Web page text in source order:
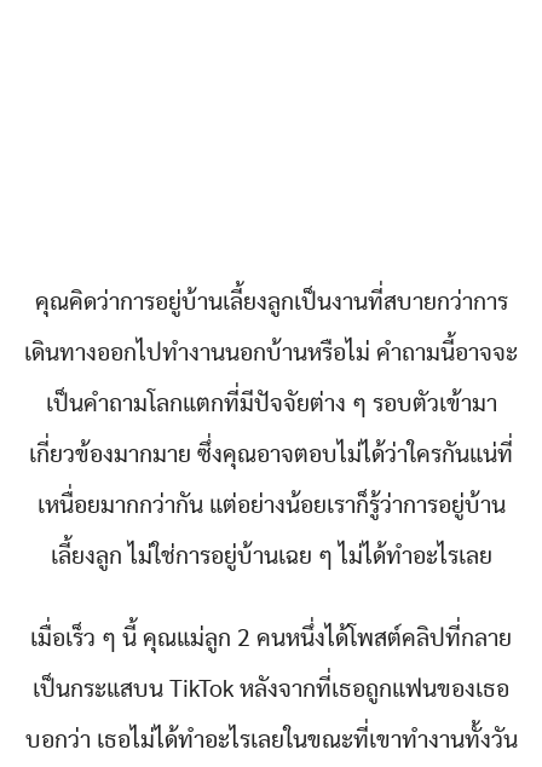
คุณคิดว่าการอยู่บ้านเลี้ยงลูกเป็นงานที่สบายกว่าการ
เดินทางออกไปทำงานนอกบ้านหรือไม่ คำถามนี้อาจจะ
เป็นคำถามโลกแตกที่มีปัจจัยต่าง ๆ รอบตัวเข้ามา
เกี่ยวข้องมากมาย ซึ่งคุณอาจตอบไม่ได้ว่าใครกันแน่ที่
เหนื่อยมากกว่ากัน แต่อย่างน้อยเราก็รู้ว่าการอยู่บ้าน
เลี้ยงลูก ไม่ใช่การอยู่บ้านเฉย ๆ ไม่ได้ทำอะไรเลย
เมื่อเร็ว ๆ นี้ คุณแม่ลูก 2 คนหนึ่งได้โพสต์คลิปที่กลาย
เป็นกระแสบน TikTok หลังจากที่เธอถูกแฟนของเธอ
บอกว่า เธอไม่ได้ทำอะไรเลยในขณะที่เขาทำงานทั้งวัน